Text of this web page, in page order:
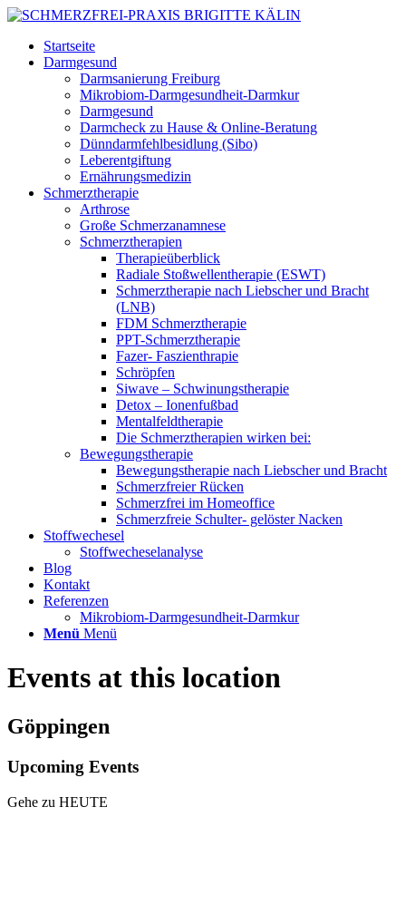
Startseite
Darmgesund
Darmsanierung Freiburg
Mikrobiom-Darmgesundheit-Darmkur
Darmgesund
Darmcheck zu Hause & Online-Beratung
Dünndarmfehlbesidlung (Sibo)
Leberentgiftung
Ernährungsmedizin
Schmerztherapie
Arthrose
Große Schmerzanamnese
Schmerztherapien
Therapieüberblick
Radiale Stoßwellentherapie (ESWT)
Schmerztherapie nach Liebscher und Bracht
(LNB)
FDM Schmerztherapie
PPT-Schmerztherapie
Fazer- Faszienthrapie
Schröpfen
Siwave – Schwinungstherapie
Detox – Ionenfußbad
Mentalfeldtherapie
Die Schmerztherapien wirken bei:
Bewegungstherapie
Bewegungstherapie nach Liebscher und Bracht
Schmerzfreier Rücken
Schmerzfrei im Homeoffice
Schmerzfreie Schulter- gelöster Nacken
Stoffwechesel
Stoffwecheselanalyse
Blog
Kontakt
Referenzen
Mikrobiom-Darmgesundheit-Darmkur
Menü Menü
Events at this location
Göppingen
Upcoming Events
Gehe zu HEUTE